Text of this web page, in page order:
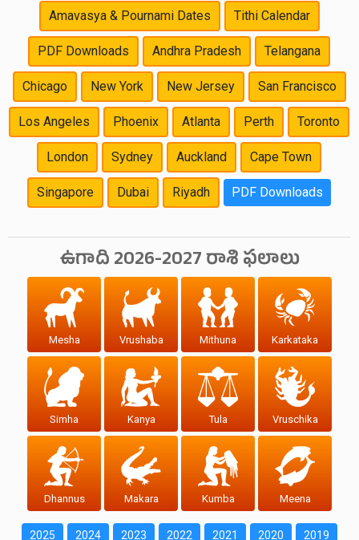
Amavasya & Pournami Dates Tithi Calendar
PDF Downloads Andhra Pradesh Telangana
Chicago New York New Jersey San Francisco
Los Angeles Phoenix Atlanta Perth Toronto
London Sydney Auckland Cape Town
Singapore Dubai Riyadh PDF Downloads
ఉగాది 2026-2027 రాశి ఫలాలు
Mesha Vrushaba Mithuna Karkataka
Simha Kanya Tula Vruschika
Dhannus Makara Kumba Meena
2025 2024 2023 2022 2021 2020 2019